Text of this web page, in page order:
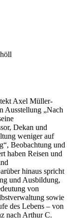
Axel Müller-
Ausstellung „Nach
Dekan und
weniger auf
Beobachtung und
haben Reisen und
hinaus spricht
und Ausbildung,
von
sowie
des Lebens – von
nach Arthur C.